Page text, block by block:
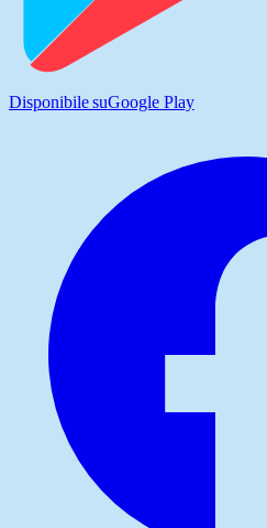
Disponibile suGoogle Play